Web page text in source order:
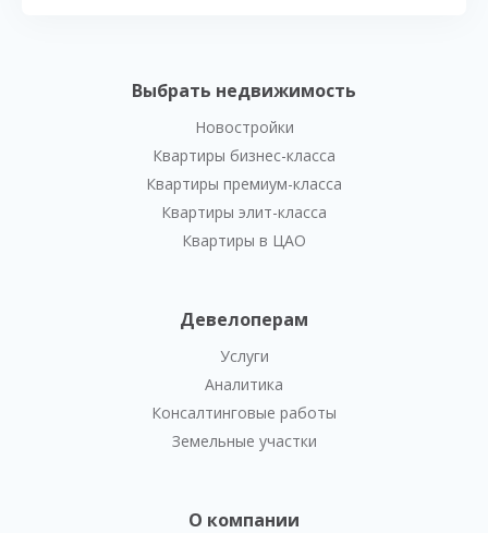
Выбрать недвижимость
Новостройки
Квартиры бизнес-класса
Квартиры премиум-класса
Квартиры элит-класса
Квартиры в ЦАО
Девелоперам
Услуги
Аналитика
Консалтинговые работы
Земельные участки
О компании